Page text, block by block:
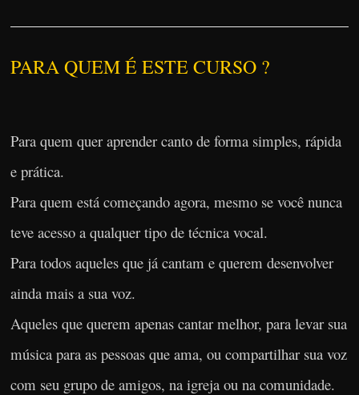
PARA QUEM É ESTE CURSO ?
Para quem quer aprender canto de forma simples, rápida
e prática.
Para quem está começando agora, mesmo se você nunca
teve acesso a qualquer tipo de técnica vocal.
Para todos aqueles que já cantam e querem desenvolver
ainda mais a sua voz.
Aqueles que querem apenas cantar melhor, para levar sua
música para as pessoas que ama, ou compartilhar sua voz
com seu grupo de amigos, na igreja ou na comunidade.